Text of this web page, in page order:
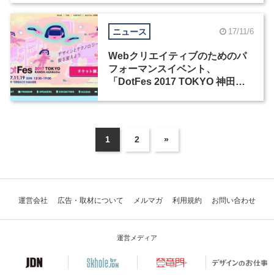
ニュース 17/11/6
Webクリエイティブのためのパ
フォーマンスイベント、
「DotFes 2017 TOKYO 神田錦
1 2 »
運営会社 広告・取材について メルマガ 利用規約 お問い合わせ
運営メディア